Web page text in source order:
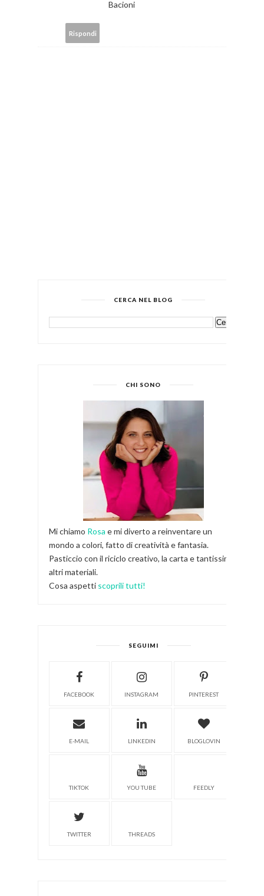
Bacioni
Rispondi
CERCA NEL BLOG
CHI SONO
Mi chiamo Rosa e mi diverto a reinventare un
mondo a colori, fatto di creatività e fantasia.
Pasticcio con il riciclo creativo, la carta e tantissimi
altri materiali.
Cosa aspetti scoprili tutti!
SEGUIMI
FACEBOOK INSTAGRAM PINTEREST
E-MAIL LINKEDIN BLOGLOVIN
TIKTOK YOU TUBE FEEDLY
TWITTER THREADS